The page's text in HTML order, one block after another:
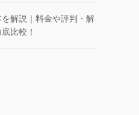
解説｜料金や評判・解
比較！